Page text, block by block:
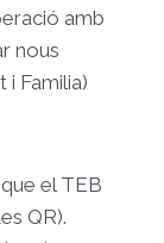
amb
nous
i Familia)
el TEB
QR).